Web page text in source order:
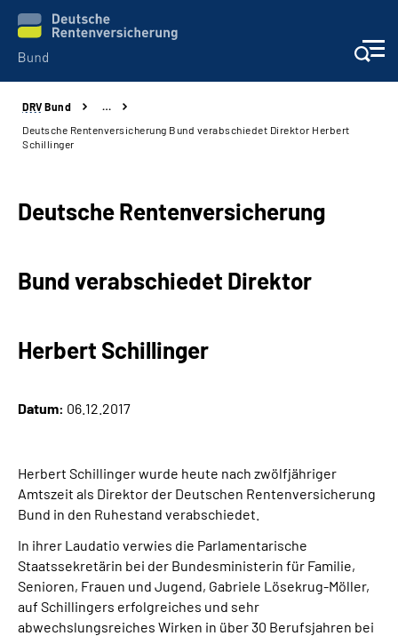
Beratung & Kontakt
Presse
Online-Services
Inhalte in Gebärdensprache (DGS)
Suche
Mein Kundenportal
DRV Bund
…
Deutsche Rentenversicherung Bund verabschiedet Direktor Herbert
Schillinger
Deutsche Rentenversicherung
Bund verabschiedet Direktor
Herbert Schillinger
Datum: 06.12.2017
Herbert Schillinger wurde heute nach zwölfjähriger
Amtszeit als Direktor der Deutschen Rentenversicherung
Bund in den Ruhestand verabschiedet.
In ihrer Laudatio verwies die Parlamentarische
Staatssekretärin bei der Bundesministerin für Familie,
Senioren, Frauen und Jugend, Gabriele Lösekrug-Möller,
auf Schillingers erfolgreiches und sehr
abwechslungsreiches Wirken in über 30 Berufsjahren bei